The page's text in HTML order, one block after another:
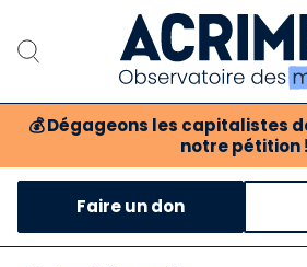
💰 Dégageons les capitalistes
notre pétition !
Notre
Notre critique des
Faire un don